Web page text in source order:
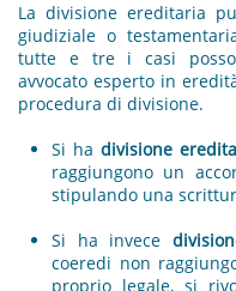
La divisione ereditaria
giudiziale o
tutte e tre i casi
avvocato esperto in
procedura di divisione.
Si ha divisione
raggiungono un
stipulando una
Si ha invece
coeredi non
proprio legale, si